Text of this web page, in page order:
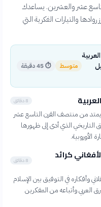
عشر والعشرين. يساعدك
والتيارات الفكرية التي
متوسط ⏱45 دقيقة
8 دقائق
يمتد من منتصف القرن التاسع عشر
التاريخي الذي أدى إلى ظهورها
الأوروبية.
كرائد
8 دقائق
وأفكاره في التوفيق بين الإسلام
العربي وأتباعه من المفكرين